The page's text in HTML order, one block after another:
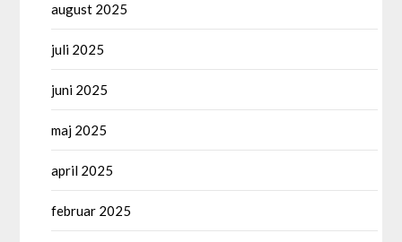
august 2025
juli 2025
juni 2025
maj 2025
april 2025
februar 2025